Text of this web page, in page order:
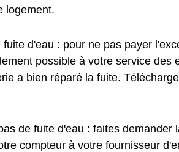
logement.
d'eau : pour ne pas payer
possible à votre service des
a bien réparé la fuite.
de fuite d'eau : faites demander
compteur à votre fournisseur